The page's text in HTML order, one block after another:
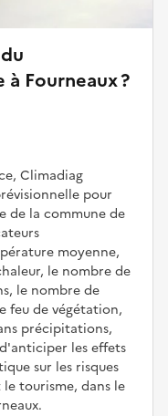
Fourneaux ?
Climadiag
pour
de la commune de
moyenne,
le nombre de
le nombre de
feu de végétation,
précipitations,
les effets
sur les risques
tourisme, dans le